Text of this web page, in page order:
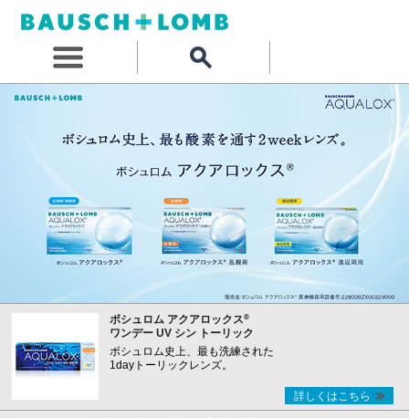
ボシュロム アクアロックス®
ワンデー UV シン トーリック
ボシュロム史上、最も洗練された
1dayトーリックレンズ。
詳しくはこちら